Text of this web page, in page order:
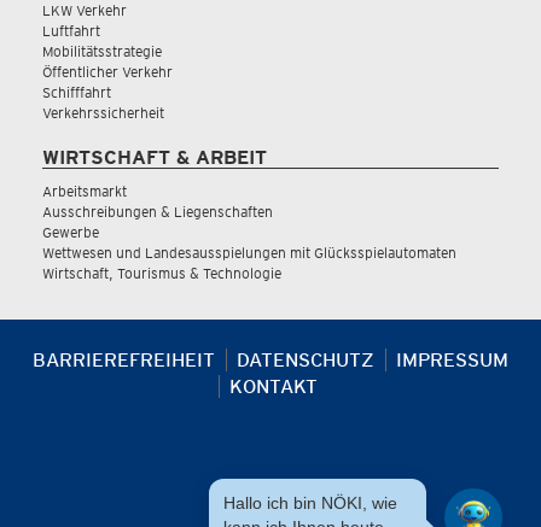
LKW Verkehr
Luftfahrt
Mobilitätsstrategie
Öffentlicher Verkehr
Schifffahrt
Verkehrssicherheit
WIRTSCHAFT & ARBEIT
Arbeitsmarkt
Ausschreibungen & Liegenschaften
Gewerbe
Wettwesen und Landesausspielungen mit Glücksspielautomaten
Wirtschaft, Tourismus & Technologie
BARRIEREFREIHEIT DATENSCHUTZ
IMPRESSUM
KONTAKT
Hallo ich bin NÖKI, wie